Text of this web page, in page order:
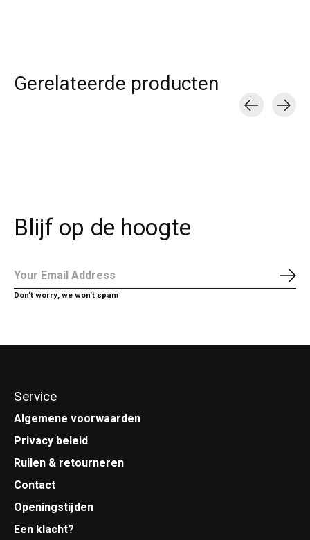
Gerelateerde producten
Blijf op de hoogte
Don’t worry, we won’t spam
Service
Algemene voorwaarden
Privacy beleid
Ruilen & retourneren
Contact
Openingstijden
Een klacht?